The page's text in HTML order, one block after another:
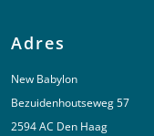
Adres
New Babylon
Bezuidenhoutseweg 57
2594 AC Den Haag